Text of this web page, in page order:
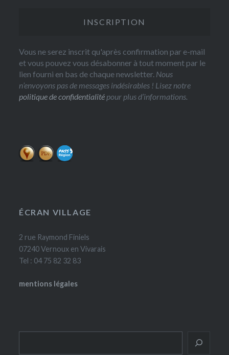
Vous ne serez inscrit qu'après confirmation par e-mail
et vous pouvez vous désabonner à tout moment par le
lien fourni en bas de chaque newsletter. Nous
n’envoyons pas de messages indésirables ! Lisez notre
politique de confidentialité pour plus d’informations.
ÉCRAN VILLAGE
2 rue Raymond Finiels
07240 Vernoux en Vivarais
Tel : 04 75 82 32 83
mentions légales